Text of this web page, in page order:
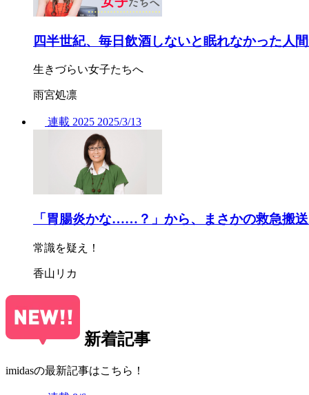
四半世紀、毎日飲酒しないと眠れなかった人
生きづらい女子たちへ
雨宮処凛
連載 2025 2025/3/13
「胃腸炎かな……？」から、まさかの救急搬送
常識を疑え！
香山リカ
新着記事
imidasの最新記事はこちら！